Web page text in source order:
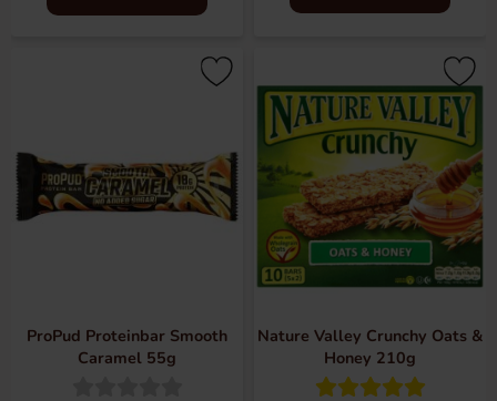
ProPud Proteinbar Smooth
Caramel 55g
Nature Valley Crunchy Oats &
Honey 210g